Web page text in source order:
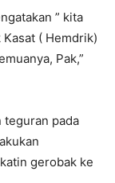
” kita
( Hemdrik)
Pak,”
teguran pada
gerobak ke